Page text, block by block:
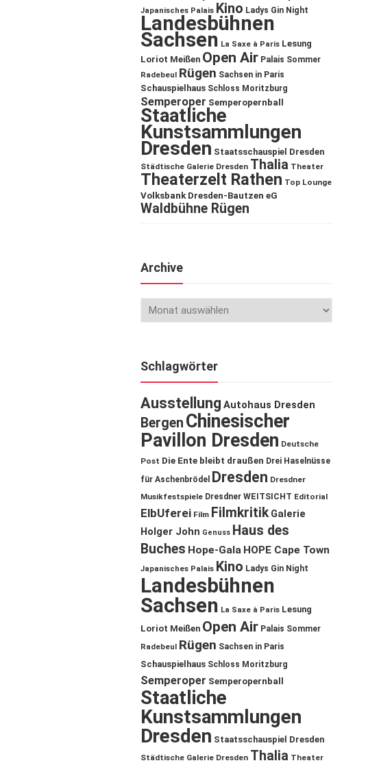
Japanisches Palais Kino Ladys Gin Night
Landesbühnen
Sachsen La Saxe à Paris Lesung
Loriot Meißen Open Air Palais Sommer
Radebeul Rügen Sachsen in Paris
Schauspielhaus Schloss Moritzburg
Semperoper Semperopernball
Staatliche
Kunstsammlungen
Dresden Staatsschauspiel Dresden
Städtische Galerie Dresden Thalia Theater
Theaterzelt Rathen Top Lounge
Volksbank Dresden-Bautzen eG
Waldbühne Rügen
Archive
Schlagwörter
Ausstellung Autohaus Dresden
Bergen Chinesischer
Pavillon Dresden Deutsche
Post Die Ente bleibt draußen Drei Haselnüsse
für Aschenbrödel
Dresden Dresdner
Musikfestspiele Dresdner WEITSICHT Editorial
ElbUferei Film Filmkritik Galerie
Holger John Genuss Haus des
Buches Hope-Gala HOPE Cape Town
Japanisches Palais Kino Ladys Gin Night
Landesbühnen
Sachsen La Saxe à Paris Lesung
Loriot Meißen Open Air Palais Sommer
Radebeul Rügen Sachsen in Paris
Schauspielhaus Schloss Moritzburg
Semperoper Semperopernball
Staatliche
Kunstsammlungen
Dresden Staatsschauspiel Dresden
Städtische Galerie Dresden Thalia Theater